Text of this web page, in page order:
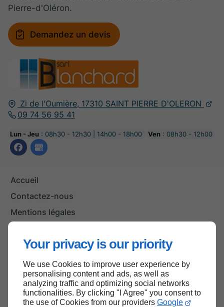
Your privacy is our priority
We use Cookies to improve user experience by
personalising content and ads, as well as
analyzing traffic and optimizing social networks
functionalities. By clicking "I Agree" you consent to
the use of Cookies from our providers Google
Zi de l'Oumière, 17310 SAINT PIERRE D'OLERON
09 74 56 95 41
Lun - Jeu : 08h30 - 12h30 | 14h00 - 18h00 Ven : 08h30 - 12h00
Accueil
Contactez-nous
Mentions légales
Pierre-d'Oléron.
Demandez un devis
Haut de page